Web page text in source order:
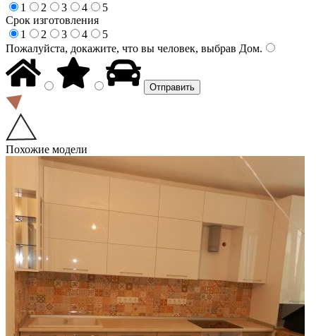
1
2 3 4
5
Срок изготовления
1
2 3 4
5
Пожалуйста, докажите, что вы человек, выбрав Дом.
Похожие модели